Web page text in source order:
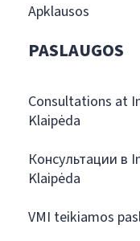
Apklausos
PASLAUGOS
Consultations at
Klaipėda
Консультации в
Klaipėda
VMI teikiamos